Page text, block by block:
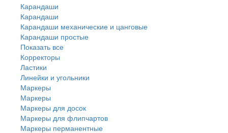
Карандаши
Карандаши
Карандаши механические и цанговые
Карандаши простые
Показать все
Корректоры
Ластики
Линейки и угольники
Маркеры
Маркеры
Маркеры для досок
Маркеры для флипчартов
Маркеры перманентные